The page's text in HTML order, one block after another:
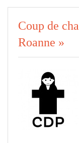
Coup de
Roanne »